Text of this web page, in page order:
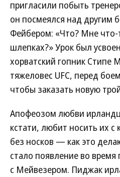
пригласили побыть
он посмеялся над другим
Фейбером: «Что? Мне что-
шлепках?» Урок был
хорватский гопник
тяжеловес UFC, перед
чтобы заказать новую
Апофеозом любви
кстати, любит носить их
без носков — как это
стало появление во время
с Мейвезером. Пиджак